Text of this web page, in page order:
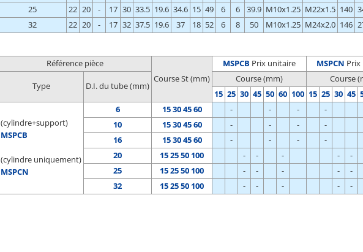
25
22 20 - 17 30 33.5 19.6 34.6 15 49 6 6 39.9 M10x1.25 M22x1.5 140
32
22 20 - 17 32 37.5 19.6 37 18 52 6 8 50 M10x1.25 M24x2.0 146
Référence pièce
Course St (mm)
MSPCB Prix unitaire MSPCN
Type D.I. du tube (mm)
Course (mm)
Course
15 25 30 45 50 60 100 15 25 30 45
(cylindre+support)
MSPCB
(cylindre uniquement)
MSPCN
6 15 30 45 60 - - - -
10
15 30 45 60 - - - -
16
15 30 45 60 - - - -
20
15 25 50 100 - - - - -
25
15 25 50 100 - - - - -
32
15 25 50 100 - - - - -